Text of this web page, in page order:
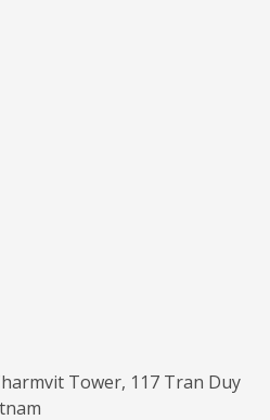
Tower, 117 Tran Duy